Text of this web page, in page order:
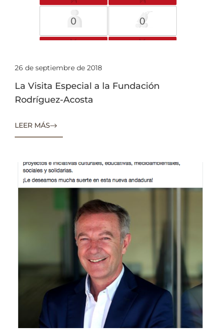
26 de septiembre de 2018
La Visita Especial a la Fundación
Rodríguez-Acosta
LEER MÁS